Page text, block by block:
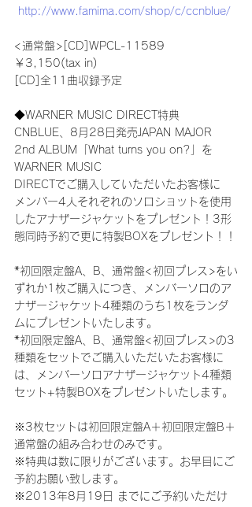
http://www.famima.com/shop/c/ccnblue/
<通常盤>[CD]WPCL-11589
￥3,150(tax in)
[CD]全11曲収録予定
◆WARNER MUSIC DIRECT特典
CNBLUE、8月28日発売JAPAN MAJOR
2nd ALBUM「What turns you on?」を
WARNER MUSIC
DIRECTでご購入していただいたお客様に
メンバー4人それぞれのソロショットを使用
したアナザージャケットをプレゼント！3形
態同時予約で更に特製BOXをプレゼント！！
*初回限定盤A、B、通常盤<初回プレス>をい
ずれか1枚ご購入につき、メンバーソロのア
ナザージャケット4種類のうち1枚をランダ
ムにプレゼントいたします。
*初回限定盤A、B、通常盤<初回プレス>の3
種類をセットでご購入いただいたお客様に
は、メンバーソロアナザージャケット4種類
セット+特製BOXをプレゼントいたします。
※3枚セットは初回限定盤A＋初回限定盤B＋
通常盤の組み合わせのみです。
※特典は数に限りがございます。お早目にご
予約お願い致します。
※2013年8月19日 までにご予約いただけ